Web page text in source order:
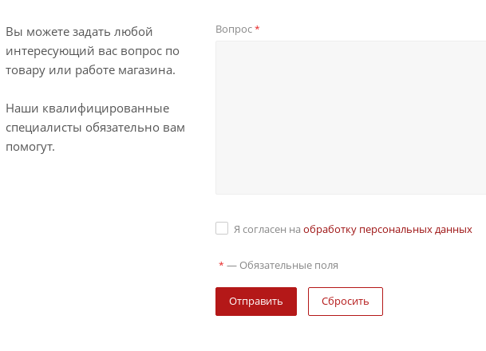
Вы можете задать любой
интересующий вас вопрос по
товару или работе магазина.
Наши квалифицированные
специалисты обязательно вам
помогут.
Вопрос*
Я согласен на обработку персональных данных
* — Обязательные поля
Сбросить